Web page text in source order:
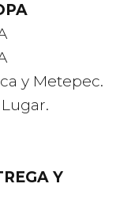
y Metepec.
Y